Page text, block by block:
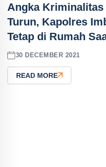
Angka Kriminalitas
Turun, Kapolres
Tetap di Rumah
30 DECEMBER 2021
READ MORE